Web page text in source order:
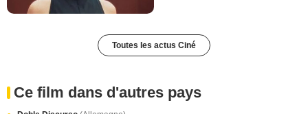
Toutes les actus Ciné
Ce film dans d'autres pays